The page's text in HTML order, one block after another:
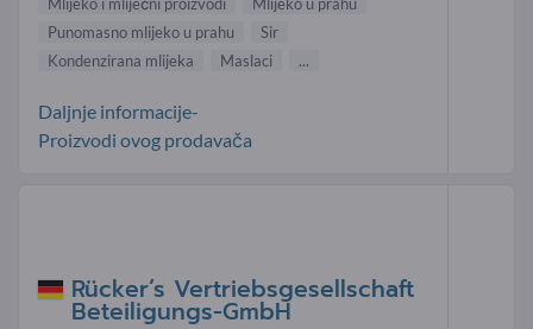
Punomasno mlijeko u prahu
Sir
Kondenzirana mlijeka
Maslaci ...
Daljnje informacije-
Proizvodi ovog prodavača
Rücker’s Vertriebsgesellschaft
Beteiligungs-GmbH